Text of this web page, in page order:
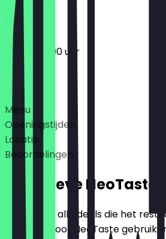
06:30 - 19:00 uur
Deals
Menu
Openingstijden
Locatie
Beoordelingen
Exclusieve NeoTaste
Hier vind je alle deals die het
aanbiedt voor NeoTaste